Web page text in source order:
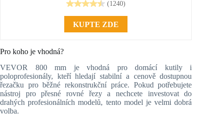
(1240)
KUPTE ZDE
Pro koho je vhodná?
VEVOR 800 mm je vhodná pro domácí kutily i
poloprofesionály, kteří hledají stabilní a cenově dostupnou
řezačku pro běžné rekonstrukční práce. Pokud potřebujete
nástroj pro přesné rovné řezy a nechcete investovat do
drahých profesionálních modelů, tento model je velmi dobrá
volba.